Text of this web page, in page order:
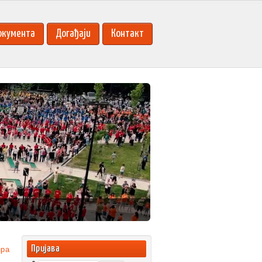
Догађаји Контакт
Пријава